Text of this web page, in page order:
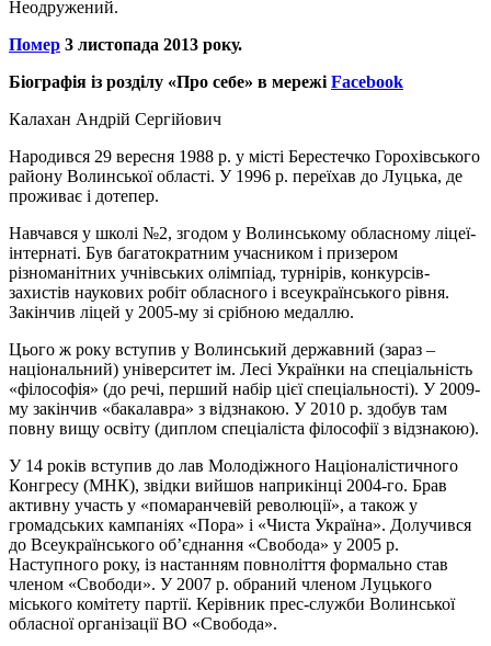
Неодружений.
Помер 3 листопада 2013 року.
Біографія із розділу «Про себе» в мережі Facebook
Калахан Андрій Сергійович
Народився 29 вересня 1988 р. у місті Берестечко Горохівського
району Волинської області. У 1996 р. переїхав до Луцька, де
проживає і дотепер.
Навчався у школі №2, згодом у Волинському обласному ліцеї-
інтернаті. Був багатократним учасником і призером
різноманітних учнівських олімпіад, турнірів, конкурсів-
захистів наукових робіт обласного і всеукраїнського рівня.
Закінчив ліцей у 2005-му зі срібною медаллю.
Цього ж року вступив у Волинський державний (зараз –
національний) університет ім. Лесі Українки на спеціальність
«філософія» (до речі, перший набір цієї спеціальності). У 2009-
му закінчив «бакалавра» з відзнакою. У 2010 р. здобув там
повну вищу освіту (диплом спеціаліста філософії з відзнакою).
У 14 років вступив до лав Молодіжного Націоналістичного
Конгресу (МНК), звідки вийшов наприкінці 2004-го. Брав
активну участь у «помаранчевій революції», а також у
громадських кампаніях «Пора» і «Чиста Україна». Долучився
до Всеукраїнського об’єднання «Свобода» у 2005 р.
Наступного року, із настанням повноліття формально став
членом «Свободи». У 2007 р. обраний членом Луцького
міського комітету партії. Керівник прес-служби Волинської
обласної організації ВО «Свобода».